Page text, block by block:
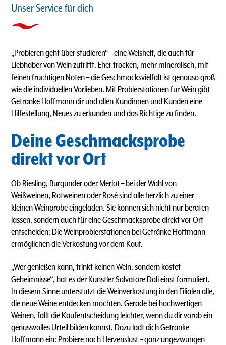
Unser Service für dich
„Probieren geht über studieren“ – eine Weisheit, die auch für
Liebhaber von Wein zutrifft. Eher trocken, mehr mineralisch, mit
feinen fruchtigen Noten – die Geschmacksvielfalt ist genauso groß
wie die individuellen Vorlieben. Mit Probierstationen für Wein gibt
Getränke Hoffmann dir und allen Kundinnen und Kunden eine
Hilfestellung, Neues zu erkunden und das Richtige zu finden.
Deine Geschmacksprobe
direkt vor Ort
Ob Riesling, Burgunder oder Merlot – bei der Wahl von
Weißweinen, Rotweinen oder Rosé sind alle herzlich zu einer
kleinen Weinprobe eingeladen. Sie können sich nicht nur beraten
lassen, sondern auch für eine Geschmacksprobe direkt vor Ort
entscheiden: Die Weinprobierstationen bei Getränke Hoffmann
ermöglichen die Verkostung vor dem Kauf.
„Wer genießen kann, trinkt keinen Wein, sondern kostet
Geheimnisse“, hat es der Künstler Salvatore Dali einst formuliert.
In diesem Sinne unterstützt die Weinverkostung in den Filialen alle,
die neue Weine entdecken möchten. Gerade bei hochwertigen
Weinen, fällt die Kaufentscheidung leichter, wenn du dir vorab ein
genussvolles Urteil bilden kannst. Dazu lädt dich Getränke
Hoffmann ein: Probiere nach Herzenslust – ganz ungezwungen